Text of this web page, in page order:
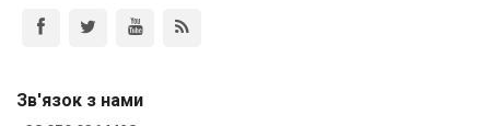
Зв'язок з нами